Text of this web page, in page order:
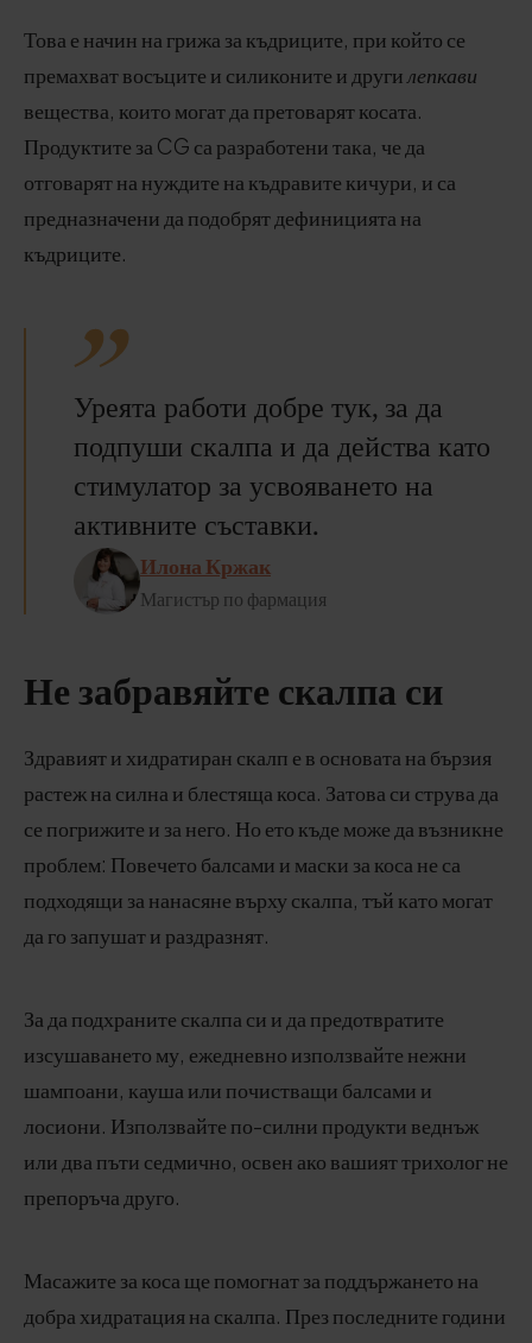
Това е начин на грижа за къдриците, при който се
премахват восъците и силиконите и други лепкави
вещества, които могат да претоварят косата.
Продуктите за CG са разработени така, че да
отговарят на нуждите на къдравите кичури, и са
предназначени да подобрят дефиницията на
къдриците.
Уреята работи добре тук, за да
подпуши скалпа и да действа като
стимулатор за усвояването на
активните съставки.
Илона Кржак
Магистър по фармация
Не забравяйте скалпа си
Здравият и хидратиран скалп е в основата на бързия
растеж на силна и блестяща коса. Затова си струва да
се погрижите и за него. Но ето къде може да възникне
проблем: Повечето балсами и маски за коса не са
подходящи за нанасяне върху скалпа, тъй като могат
да го запушат и раздразнят.
За да подхраните скалпа си и да предотвратите
изсушаването му, ежедневно използвайте нежни
шампоани, кауша или почистващи балсами и
лосиони. Използвайте по-силни продукти веднъж
или два пъти седмично, освен ако вашият трихолог не
препоръча друго.
Масажите за коса ще помогнат за поддържането на
добра хидратация на скалпа. През последните години